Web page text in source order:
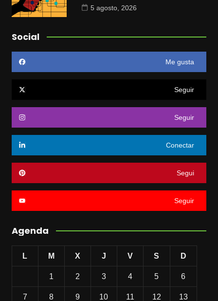
5 agosto, 2026
Social
Me gusta
Seguir
Seguir
Conectar
Segui
Seguir
Agenda
L M X J V S D
1 2 3 4 5 6
7 8 9 10 11 12 13